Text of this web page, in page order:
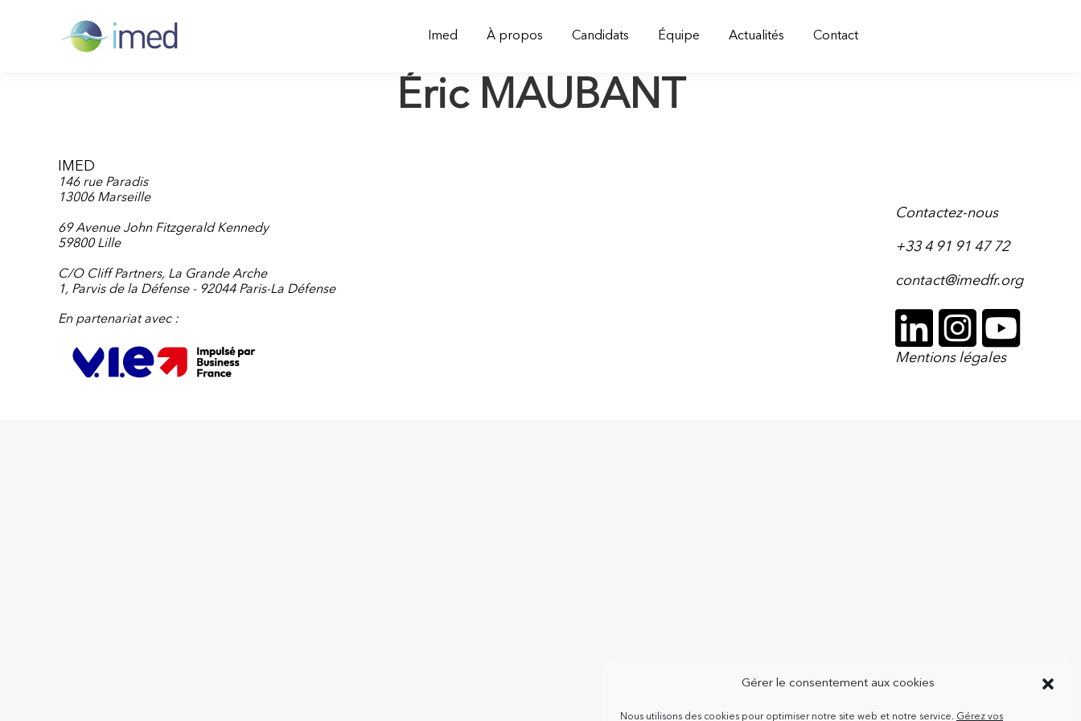
Gérer le consentement aux cookies
Nous utilisons des cookies pour optimiser notre site web et notre service. Gérez vos
Imed À propos Candidats Équipe Actualités Contact
Éric MAUBANT
IMED
146 rue Paradis
13006 Marseille
69 Avenue John Fitzgerald Kennedy
59800 Lille
C/O Cliff Partners, La Grande Arche
1, Parvis de la Défense - 92044 Paris-La Défense
En partenariat avec :
Contactez-nous
+33 4 91 91 47 72
contact@imedfr.org
Mentions légales